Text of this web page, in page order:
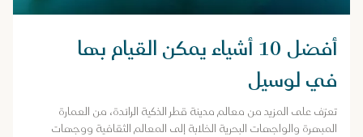
أفضل 10 أشياء يمكن القيام بها
في لوسيل
تعرّف على المزيد من معالم مدينة قطر الذكية الرائدة، من العمارة
المبهرة والواجهات البحرية الخلابة إلى المعالم الثقافية ووجهات